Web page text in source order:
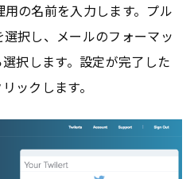
の名前を入力します。プル
択し、メールのフォーマッ
選択します。設定が完了した
ックします。